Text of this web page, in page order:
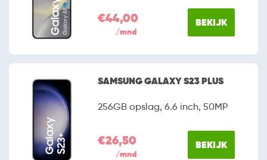
€44,00
/mnd
BEKIJK
SAMSUNG GALAXY S23 PLUS
256GB opslag, 6.6 inch, 50MP
€26,50
/mnd
BEKIJK